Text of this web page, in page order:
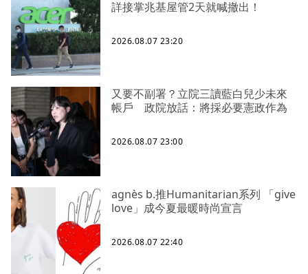
詳接掌兆基屋管2天就喊撤出！
2026.08.07 23:20
又要不副署？立院三讀藍白兒少未來
帳戶 政院放話：將採必要憲政作為
2026.08.07 23:00
agnès b.推Humanitarian系列 「give
love」成今夏最暖時尚宣言
2026.08.07 22:40